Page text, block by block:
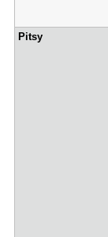
Pitsy